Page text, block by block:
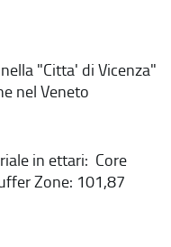
"Citta' di Vicenza"
nel Veneto
in ettari: Core
Zone: 101,87